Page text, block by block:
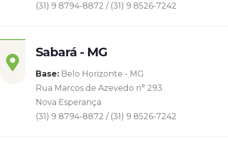
(31) 9 8794-8872 / (31) 9 8526-7242
Sabará - MG
Base: Belo Horizonte - MG
Rua Marcos de Azevedo n° 293
Nova Esperança
(31) 9 8794-8872 / (31) 9 8526-7242